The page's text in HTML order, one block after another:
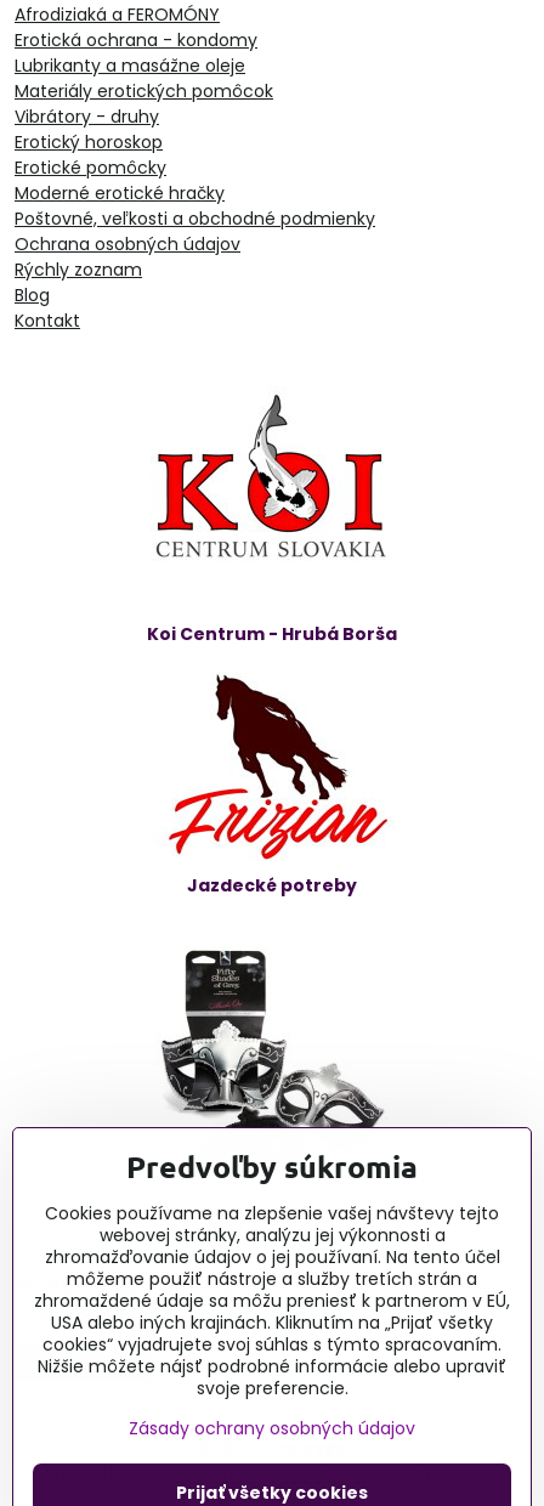
Afrodiziaká a FEROMÓNY
Erotická ochrana - kondomy
Lubrikanty a masážne oleje
Materiály erotických pomôcok
Vibrátory - druhy
Erotický horoskop
Erotické pomôcky
Moderné erotické hračky
Poštovné, veľkosti a obchodné podmienky
Ochrana osobných údajov
Rýchly zoznam
Blog
Kontakt
Koi Centrum - Hrubá Borša
Jazdecké potreby
Erotické články - blog
0915 732 190, Po-Pia 9:00-16:00
obchod@lussy.sk
Vytvorené pomocou:BiznisWeb.sk
Predvoľby súkromia
Cookies používame na zlepšenie vašej návštevy tejto
webovej stránky, analýzu jej výkonnosti a
zhromažďovanie údajov o jej používaní. Na tento účel
môžeme použiť nástroje a služby tretích strán a
zhromaždené údaje sa môžu preniesť k partnerom v EÚ,
USA alebo iných krajinách. Kliknutím na „Prijať všetky
cookies“ vyjadrujete svoj súhlas s týmto spracovaním.
Nižšie môžete nájsť podrobné informácie alebo upraviť
svoje preferencie.
Zásady ochrany osobných údajov
Prijať všetky cookies